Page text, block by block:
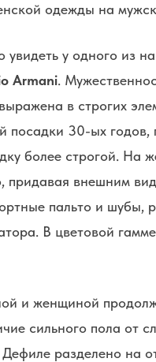
одежды на
у одного из
Armani.
в строгих
30-ых годов,
более строгой. На
придавая внешним
пальто и шубы,
В цветовой
и женщиной
сильного пола от
разделено на